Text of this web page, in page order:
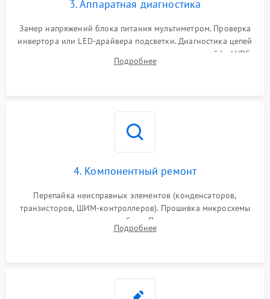
Поломка системы защиты
3. Аппаратная диагностика
Замер напряжений блока питания мультиметром. Проверка
инвертора или LED-драйвера подсветки. Диагностика цепей
питания скалера и тестирование сигналов на шлейфе LVDS
Подробнее
4. Компонентный ремонт
Перепайка неисправных элементов (конденсаторов,
транзисторов, ШИМ-контроллеров). Прошивка микросхемы
памяти при программных сбоях. При поломке подсветки —
разборка матрицы и замена выгоревших светодиодов.
Подробнее